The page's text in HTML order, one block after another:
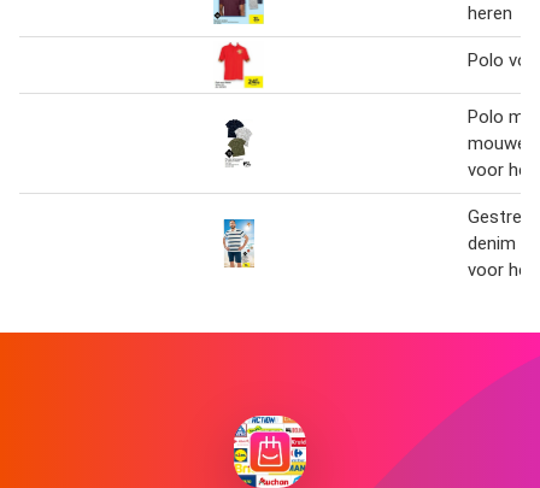
heren
Polo
Polo
voor
denim
voor